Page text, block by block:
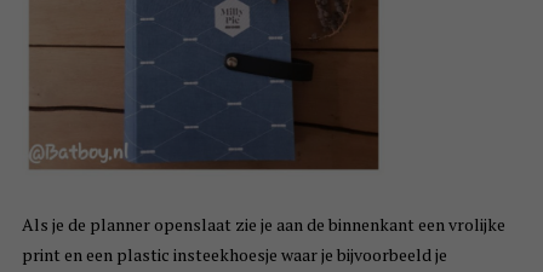
Als je de planner openslaat zie je aan de binnenkant een vrolijke
print en een plastic insteekhoesje waar je bijvoorbeeld je